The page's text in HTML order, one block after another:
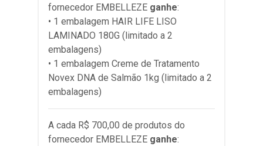
fornecedor EMBELLEZE ganhe:
• 1 embalagem HAIR LIFE LISO
LAMINADO 180G (limitado a 2
embalagens)
• 1 embalagem Creme de Tratamento
Novex DNA de Salmão 1kg (limitado a 2
embalagens)
A cada R$ 700,00 de produtos do
fornecedor EMBELLEZE ganhe: